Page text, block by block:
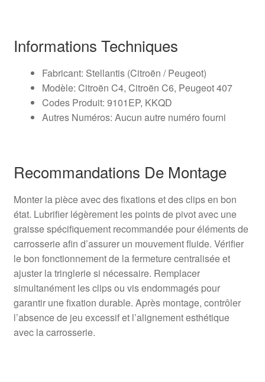
Informations Techniques
Fabricant: Stellantis (Citroën / Peugeot)
Modèle: Citroën C4, Citroën C6, Peugeot 407
Codes Produit: 9101EP, KKQD
Autres Numéros: Aucun autre numéro fourni
Recommandations De Montage
Monter la pièce avec des fixations et des clips en bon
état. Lubrifier légèrement les points de pivot avec une
graisse spécifiquement recommandée pour éléments de
carrosserie afin d’assurer un mouvement fluide. Vérifier
le bon fonctionnement de la fermeture centralisée et
ajuster la tringlerie si nécessaire. Remplacer
simultanément les clips ou vis endommagés pour
garantir une fixation durable. Après montage, contrôler
l’absence de jeu excessif et l’alignement esthétique
avec la carrosserie.